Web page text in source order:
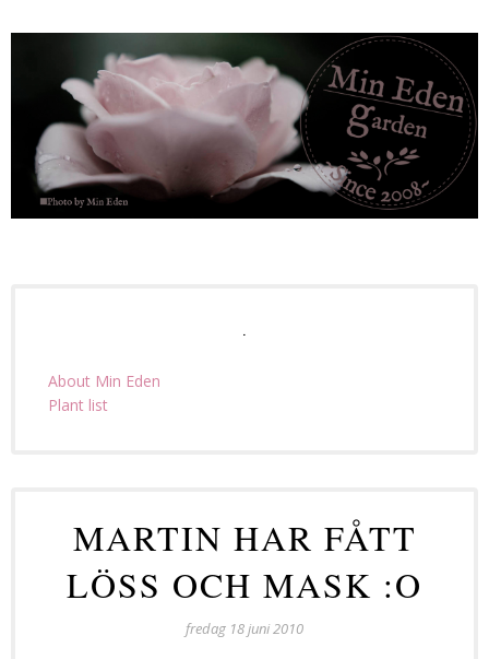
About Min Eden
Plant list
MARTIN HAR FÅTT
LÖSS OCH MASK :O
fredag 18 juni 2010